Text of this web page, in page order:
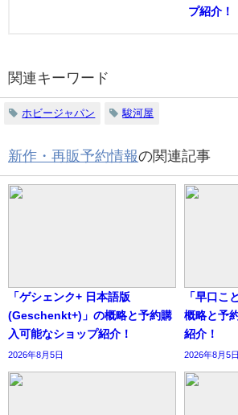
プ紹介！
関連キーワード
ホビージャパン 駿河屋
新作・再販予約情報の関連記事
「ゲシェンク+ 日本語版
(Geschenkt+)」の概略と予約購
入可能なショップ紹介！
2026年8月5日
「早口こ
概略と予
紹介！
2026年8月5日